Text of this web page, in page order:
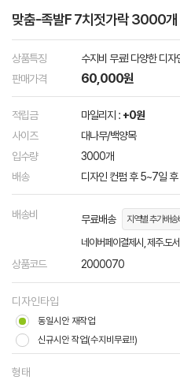
맞춤-족발F 7치젓가락 3000개
상품특징
수지비 무료! 다양한 디자
판매가격
60,000원
적립금 마일리지 : +0원
사이즈
대나무/백양목
입수량
3000개
배송
디자인 컨펌 후 5~7일
배송비 무료배송 지역별 추가배송
네이버페이결제시, 제주.도
상품코드 2000070
디자인타입
동일시안 재작업
신규시안 작업(수지비무료!!)
형태